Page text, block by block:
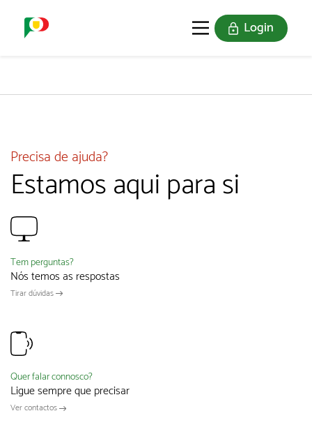
Login
Precisa de ajuda?
Estamos aqui para si
Tem perguntas?
Nós temos as respostas
Tirar dúvidas
Quer falar connosco?
Ligue sempre que precisar
Ver contactos